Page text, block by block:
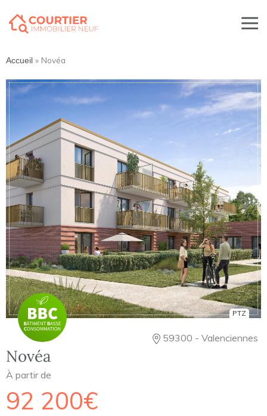
Accueil » Novéa
PTZ
59300 - Valenciennes
Novéa
À partir de
92 200€